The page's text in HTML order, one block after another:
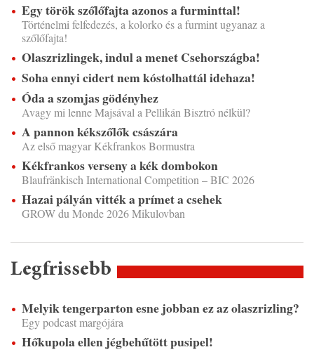
Egy török szőlőfajta azonos a furminttal!
Történelmi felfedezés, a kolorko és a furmint ugyanaz a
szőlőfajta!
Olaszrizlingek, indul a menet Csehországba!
Soha ennyi cidert nem kóstolhattál idehaza!
Óda a szomjas gödényhez
Avagy mi lenne Majsával a Pellikán Bisztró nélkül?
A pannon kékszőlők császára
Az első magyar Kékfrankos Bormustra
Kékfrankos verseny a kék dombokon
Blaufränkisch International Competition – BIC 2026
Hazai pályán vitték a prímet a csehek
GROW du Monde 2026 Mikulovban
Legfrissebb
Melyik tengerparton esne jobban ez az olaszrizling?
Egy podcast margójára
Hőkupola ellen jégbehűtött pusipel!